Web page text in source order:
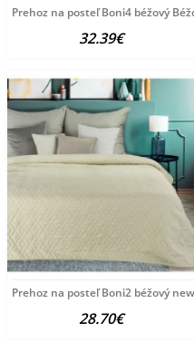
Prehoz na posteľ Boni4 béžový
32.39€
Prehoz na posteľ Boni2 béžový
28.70€